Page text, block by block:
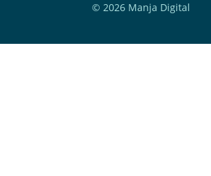
© 2026 Manja Digital